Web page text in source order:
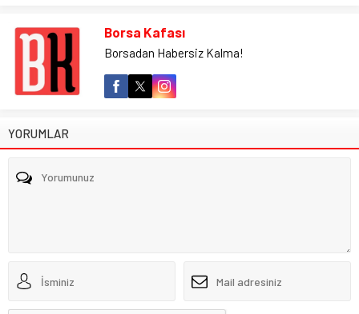
Borsa Kafası
Borsadan Habersiz Kalma!
YORUMLAR